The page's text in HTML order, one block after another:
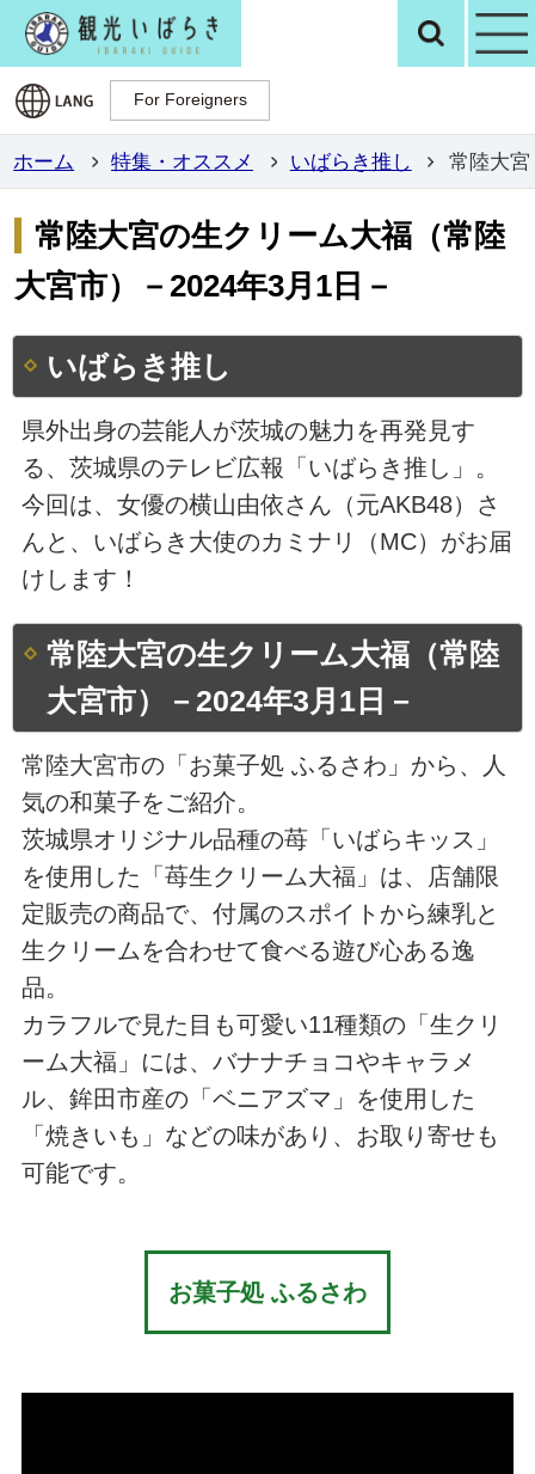
観光いばらき検
For Foreigners
For Foreigners
ホーム 特集・オススメ いばらき推し 常陸大
常陸大宮の生クリーム大福（常陸
大宮市）－2024年3月1日－
いばらき推し
県外出身の芸能人が茨城の魅力を再発見す
る、茨城県のテレビ広報「いばらき推し」。
今回は、女優の横山由依さん（元AKB48）さ
んと、いばらき大使のカミナリ（MC）がお届
けします！
常陸大宮の生クリーム大福（常陸
大宮市）－2024年3月1日－
常陸大宮市の「お菓子処 ふるさわ」から、人
気の和菓子をご紹介。
茨城県オリジナル品種の苺「いばらキッス」
を使用した「苺生クリーム大福」は、店舗限
定販売の商品で、付属のスポイトから練乳と
生クリームを合わせて食べる遊び心ある逸
品。
カラフルで見た目も可愛い11種類の「生クリ
ーム大福」には、バナナチョコやキャラメ
ル、鉾田市産の「ベニアズマ」を使用した
「焼きいも」などの味があり、お取り寄せも
可能です。
お菓子処 ふるさわ